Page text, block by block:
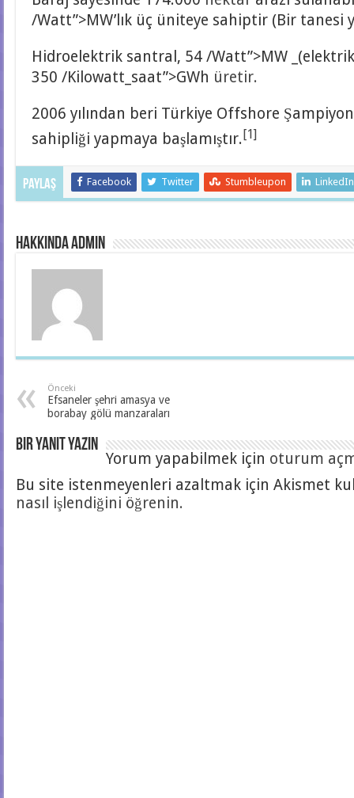
/Watt”>MW’lık üç üniteye sahiptir (Bir tanesi
Hidroelektrik santral, 54 /Watt”>MW
350 /Kilowatt_saat”>GWh üretir.
2006 yılından beri Türkiye Offshore
sahipliği yapmaya başlamıştır.[1]
Paylaş Facebook Twitter Stumbleupon LinkedIn
hakkında admin
Önceki
Efsaneler şehri amasya ve
borabay gölü manzaraları
Bir yanıt yazın
Yorum yapabilmek için oturum
Bu site istenmeyenleri azaltmak için Akismet
nasıl işlendiğini öğrenin.